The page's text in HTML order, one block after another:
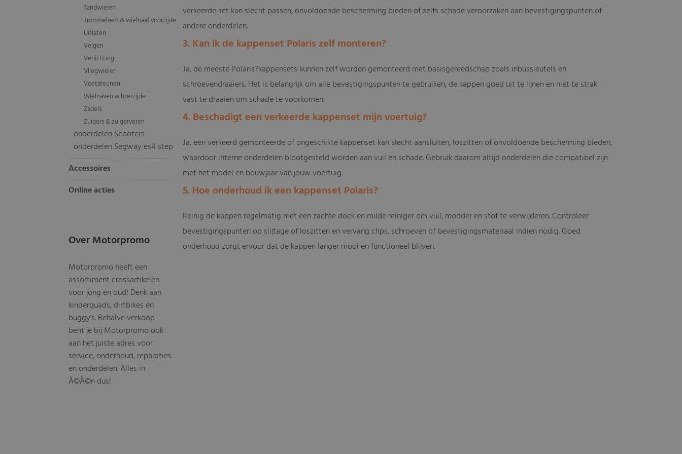
Tandwielen
Trommelrem & wielnaaf voorzijde
Uitlaten
Velgen
Verlichting
Vliegwielen
Voetsteunen
Wielnaven achterzijde
Zadels
Zuigers & zuigerveren
onderdelen Scooters
onderdelen Segway es4 step
Accessoires
Online acties
Over Motorpromo
Motorpromo heeft een
assortiment crossartikelen
voor jong en oud! Denk aan
kinderquads, dirtbikes en
buggy's. Behalve verkoop
bent je bij Motorpromo ook
aan het juiste adres voor
service, onderhoud, reparaties
en onderdelen. Alles in
Ã©Ã©n dus!
verkeerde set kan slecht passen, onvoldoende bescherming bieden of zelfs schade veroorzaken aan bevestigingspunten of
andere onderdelen.
3. Kan ik de kappenset Polaris zelf monteren?
Ja, de meeste Polaris?kappensets kunnen zelf worden gemonteerd met basisgereedschap zoals inbussleutels en
schroevendraaiers. Het is belangrijk om alle bevestigingspunten te gebruiken, de kappen goed uit te lijnen en niet te strak
vast te draaien om schade te voorkomen.
4. Beschadigt een verkeerde kappenset mijn voertuig?
Ja, een verkeerd gemonteerde of ongeschikte kappenset kan slecht aansluiten, loszitten of onvoldoende bescherming bieden,
waardoor interne onderdelen blootgesteld worden aan vuil en schade. Gebruik daarom altijd onderdelen die compatibel zijn
met het model en bouwjaar van jouw voertuig.
5. Hoe onderhoud ik een kappenset Polaris?
Reinig de kappen regelmatig met een zachte doek en milde reiniger om vuil, modder en stof te verwijderen. Controleer
bevestigingspunten op slijtage of loszitten en vervang clips, schroeven of bevestigingsmateriaal indien nodig. Goed
onderhoud zorgt ervoor dat de kappen langer mooi en functioneel blijven.